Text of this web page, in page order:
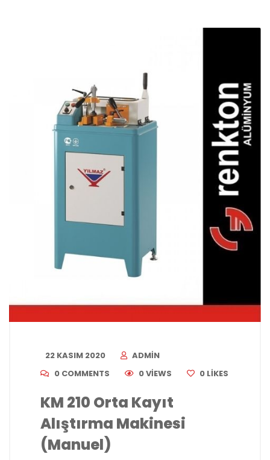
22 KASIM 2020
ADMIN
0 COMMENTS
0 VIEWS 0 LIKES
KM 210 Orta Kayıt
Alıştırma Makinesi
(Manuel)